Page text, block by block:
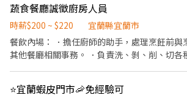
調整與支援有人店 🛵 鄰近門市調店支援 (早晚
公里內) 🕒工作時間: ▸ 早班: 07:00~08:30-13:30
貨量彈性排班) ▸ 晚班: 17:30/18:30-23:30 (配
性排班) ▸ 夜班: 23:30-03:30 (配合 2-4 小時依
日班: 早班 07:00-12:00 / 晚班 17:30-23:30 (配
彈性排班) 📌 排班說明: 平日一週給班 3-5 天,
薪資 (含津貼加給): ▸ 早班 $204-$224 ▸ 晚
束營業前，統計銷售情形、盤點貨品存量及撰
蔬食餐廳誠徵廚房人員
時薪$200 ~ $220
宜蘭縣宜蘭市
餐飲內場： ．擔任廚師的助手，處理烹飪前與
其他餐廳相關事務。 ．負責洗、剝、削、切各
⭐宜蘭蝦皮門市🦐免經驗可